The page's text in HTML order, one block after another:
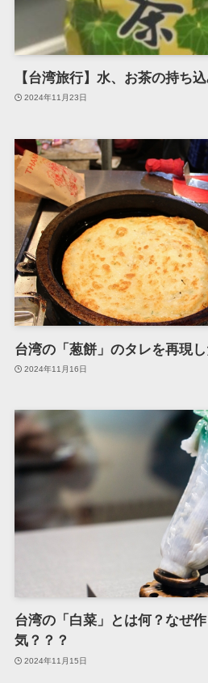
【台湾旅行】水、お茶の持ち
2024年11月23日
台湾の「葱餅」のタレを再現
2024年11月16日
台湾の「白菜」とは何？なぜ
気？？？
2024年11月15日